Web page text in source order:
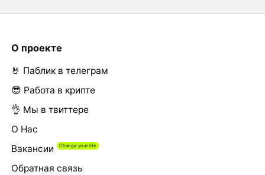
О проекте
🤘 Паблик в телеграм
😎 Работа в крипте
👌 Мы в твиттере
О Нас
Вакансии
Обратная связь